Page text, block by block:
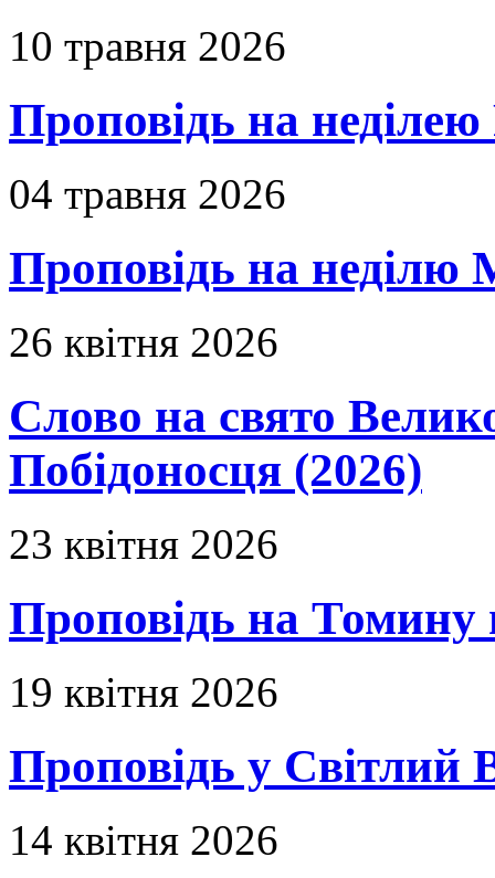
10 травня 2026
Проповідь на неділею
04 травня 2026
Проповідь на неділю
26 квітня 2026
Слово на свято
Побідоносця (2026)
23 квітня 2026
Проповідь на Томину
19 квітня 2026
Проповідь у Світлий
14 квітня 2026